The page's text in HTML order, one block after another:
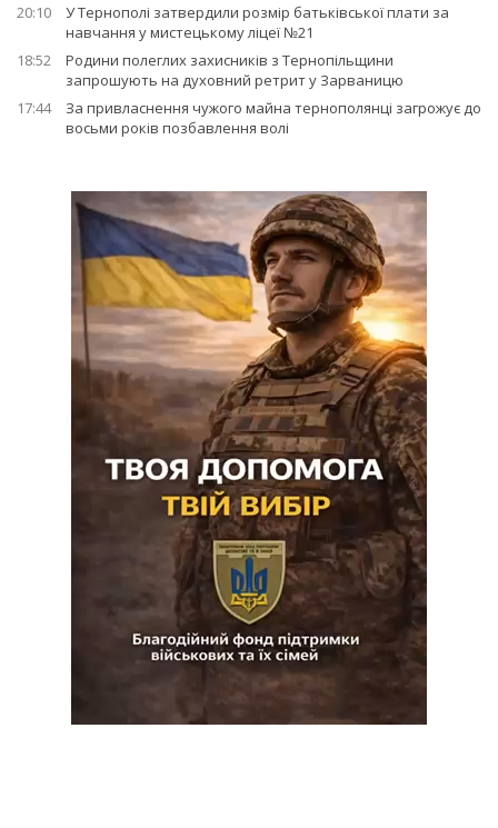
20:10
У Тернополі затвердили розмір батьківської плати за
навчання у мистецькому ліцеї №21
18:52
Родини полеглих захисників з Тернопільщини
запрошують на духовний ретрит у Зарваницю
17:44
За привласнення чужого майна тернополянці загрожує до
восьми років позбавлення волі